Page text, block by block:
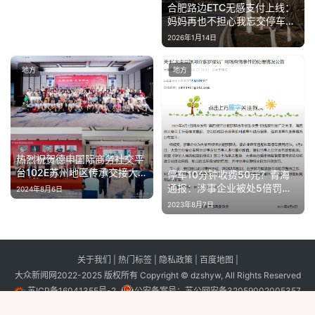
合肥路边ETC无感支付上线：
妈妈再也不担心我忘交停车费
了！
2026年1月14日
热烈祝贺德申国际商务社交平
台102E苏州地区传承交接大会
圆满举办
2024年8月6日
地方
停车10分钟收费50元？青海
通报：涉事企业被处5倍罚款
停业60日
2023年8月7日
地方
关于我们 热门标签 隐私政策 百度地图
大众新闻网2022-2025 版权所有 Copyright © dzshyw, All Rights Reserved
苏ICP备16041355号-2
公安备案号：苏公网安备32059002005357